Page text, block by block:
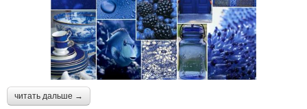
читать дальше →